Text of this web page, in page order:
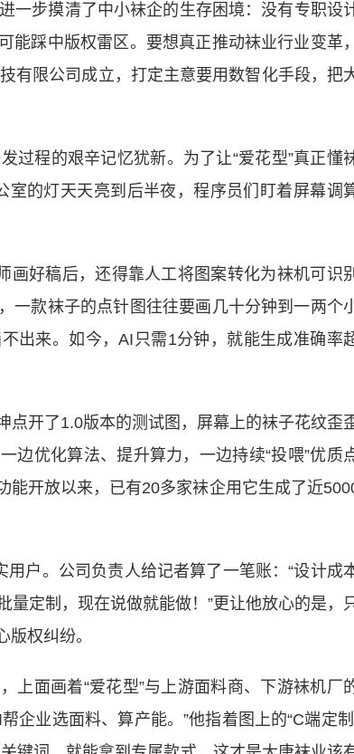
步摸清了中小袜企的生存困境：没有专职设
踩中版权雷区。要想真正推动袜业行业变革，
有限公司成立，打定主意要用数智化手段，把
过程的艰辛记忆犹新。为了让“爱花型”真正懂
室的灯天天亮到后半夜，程序员们盯着屏幕调
好稿后，还得靠人工将图案转化为袜机可识别
一款袜子的点针图往往要画几十分钟到一两个
出来。如今，AI只需1分钟，就能生成准确率
开了1.0版本的测试图，屏幕上的袜子花纹歪
边优化算法、提升算力，一边持续“投喂”优质
开放以来，已有20多家袜企用它生成了近
户。公司负责人给记者算了一笔账：“设计成
定制，现在说做就能做！”更让他放心的是，
权纠纷。
面画着“爱花型”与上游面料商、下游袜机厂
企业选面料、算产能。”他指着图上的“C端定制